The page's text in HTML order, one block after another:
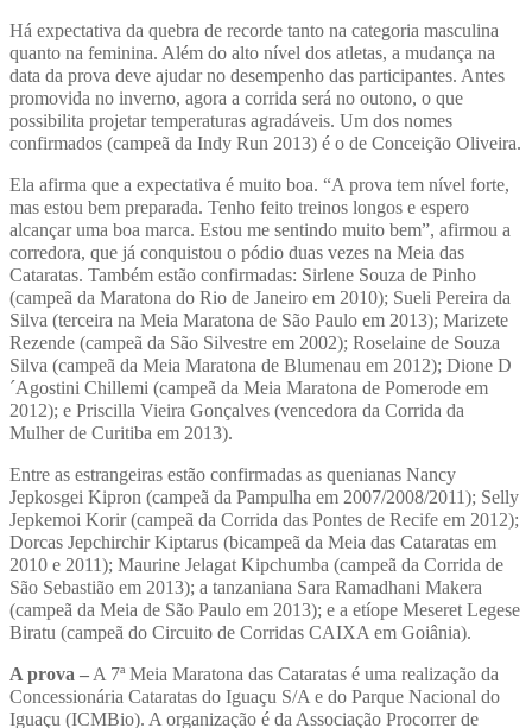
Há expectativa da quebra de recorde tanto na categoria masculina
quanto na feminina. Além do alto nível dos atletas, a mudança na
data da prova deve ajudar no desempenho das participantes. Antes
promovida no inverno, agora a corrida será no outono, o que
possibilita projetar temperaturas agradáveis. Um dos nomes
confirmados (campeã da Indy Run 2013) é o de Conceição Oliveira.
Ela afirma que a expectativa é muito boa. “A prova tem nível forte,
mas estou bem preparada. Tenho feito treinos longos e espero
alcançar uma boa marca. Estou me sentindo muito bem”, afirmou a
corredora, que já conquistou o pódio duas vezes na Meia das
Cataratas. Também estão confirmadas: Sirlene Souza de Pinho
(campeã da Maratona do Rio de Janeiro em 2010); Sueli Pereira da
Silva (terceira na Meia Maratona de São Paulo em 2013); Marizete
Rezende (campeã da São Silvestre em 2002); Roselaine de Souza
Silva (campeã da Meia Maratona de Blumenau em 2012); Dione D
´Agostini Chillemi (campeã da Meia Maratona de Pomerode em
2012); e Priscilla Vieira Gonçalves (vencedora da Corrida da
Mulher de Curitiba em 2013).
Entre as estrangeiras estão confirmadas as quenianas Nancy
Jepkosgei Kipron (campeã da Pampulha em 2007/2008/2011); Selly
Jepkemoi Korir (campeã da Corrida das Pontes de Recife em 2012);
Dorcas Jepchirchir Kiptarus (bicampeã da Meia das Cataratas em
2010 e 2011); Maurine Jelagat Kipchumba (campeã da Corrida de
São Sebastião em 2013); a tanzaniana Sara Ramadhani Makera
(campeã da Meia de São Paulo em 2013); e a etíope Meseret Legese
Biratu (campeã do Circuito de Corridas CAIXA em Goiânia).
A prova – A 7ª Meia Maratona das Cataratas é uma realização da
Concessionária Cataratas do Iguaçu S/A e do Parque Nacional do
Iguaçu (ICMBio). A organização é da Associação Procorrer de